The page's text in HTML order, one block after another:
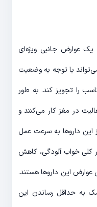
یک عوارض جانبی ویژه‌ای
با توجه به وضعیت
را تجویز کند. به طور
در مغز کار می‌کنند و
این داروها به سرعت عمل
کلی خواب آلودگی، کاهش
عوارض این داروها هستند.
به حداقل رساندن این